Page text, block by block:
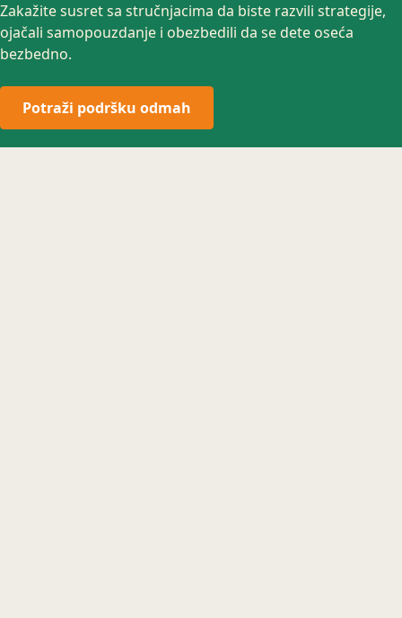
Zakažite susret sa stručnjacima da biste razvili strategije,
ojačali samopouzdanje i obezbedili da se dete oseća
bezbedno.
Potraži podršku odmah